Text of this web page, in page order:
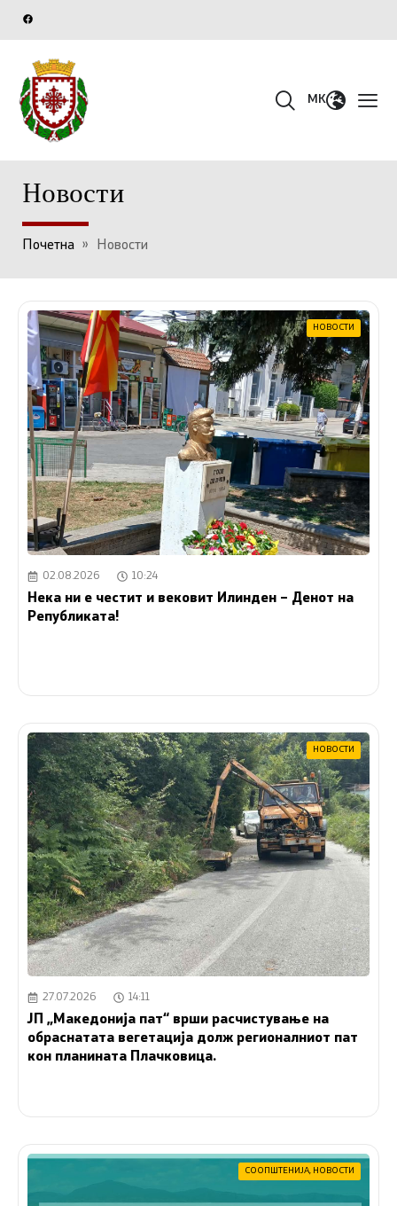
MK
Новости
Почетна » Новости
НОВОСТИ
02.08.2026 10:24
Нека ни е честит и вековит Илинден – Денот на
Републиката!
НОВОСТИ
27.07.2026 14:11
ЈП „Македонија пат“ врши расчистување на
обраснатата вегетација долж регионалниот пат
кон планината Плачковица.
СООПШТЕНИЈА, НОВОСТИ